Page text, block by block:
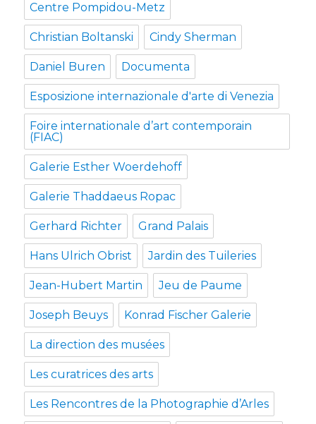
Centre Pompidou-Metz
Christian Boltanski Cindy Sherman
Daniel Buren Documenta
Esposizione internazionale d'arte di Venezia
Foire internationale d’art contemporain
(FIAC)
Galerie Esther Woerdehoff
Galerie Thaddaeus Ropac
Gerhard Richter Grand Palais
Hans Ulrich Obrist Jardin des Tuileries
Jean-Hubert Martin Jeu de Paume
Joseph Beuys Konrad Fischer Galerie
La direction des musées
Les curatrices des arts
Les Rencontres de la Photographie d’Arles